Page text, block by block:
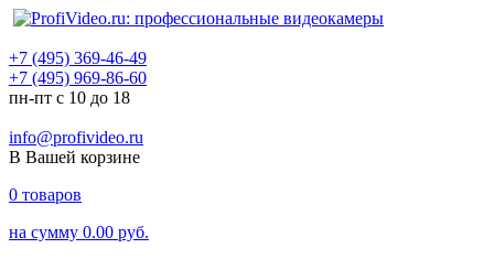
+7 (495) 369-46-49
+7 (495) 969-86-60
пн-пт с 10 до 18
info@profivideo.ru
В Вашей корзине
0 товаров
на сумму 0.00 руб.